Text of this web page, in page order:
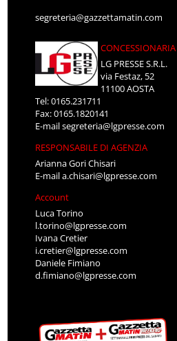
segreteria@gazzettamatin.com
LG PRESSE S.R.L.
via Festaz, 52
11100 AOSTA
Tel: 0165.231711
Fax: 0165.1820141
E-mailsegreteria@lgpresse.com
RESPONSABILE DI AGENZIA
Arianna Gori Chisari
E-maila.chisari@lgpresse.com
Account
Luca Torino
l.torino@lgpresse.com
Ivana Cretier
i.cretier@lgpresse.com
Daniele Fimiano
d.fimiano@lgpresse.com